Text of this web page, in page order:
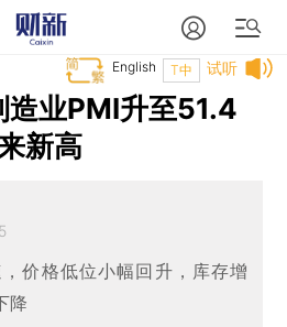
试听
T中
English
造业PMI升至51.4
新高
价格低位小幅回升，库存增
降